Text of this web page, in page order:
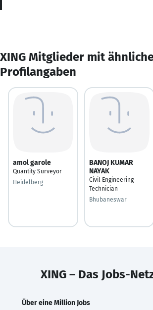
XING Mitglieder mit
Profilangaben
amol garole
Quantity Surveyor
Heidelberg
BANOJ KUMAR
NAYAK
Civil Engineering
Technician
Bhubaneswar
XING – Das Jobs-
Über eine Million Jobs